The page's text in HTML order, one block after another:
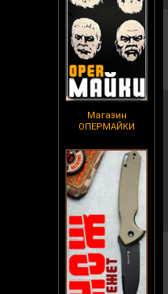
Магазин
ОПЕРМАЙКИ